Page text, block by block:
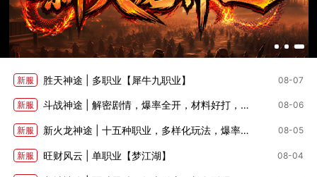
新服 胜天神途 | 多职业【犀牛九职业】 08-07
新服 斗战神途 | 解密剧情，爆率全开，材料好打，深度养成 08-06
新服 新火龙神途 | 十五种职业，多样化玩法，爆率适中 08-05
新服 旺财风云 | 单职业【梦江湖】 08-04